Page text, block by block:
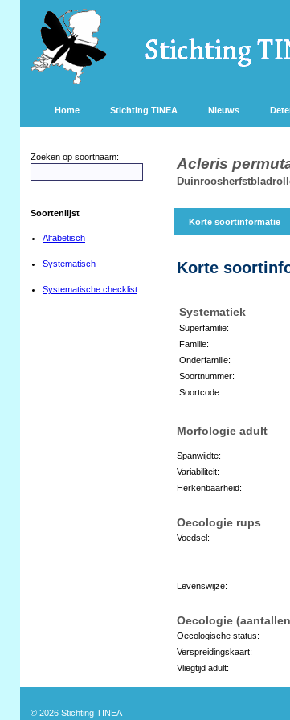
Home Stichting TINEA Nieuws
Zoeken op soortnaam:
Soortenlijst
Alfabetisch
Systematisch
Systematische checklist
Acleris
Korte soortinformatie
Korte
Systematiek
Superfamilie:
Familie:
Onderfamilie:
Soortnummer:
Soortcode:
Morfologie adult
Spanwijdte:
Variabiliteit:
Herkenbaarheid:
Oecologie rups
Voedsel:
Levenswijze:
Oecologie
Oecologische status:
Verspreidingskaart:
Vliegtijd adult:
© 2026 Stichting TINEA